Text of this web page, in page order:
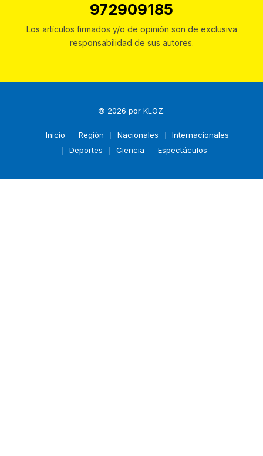
972909185
Los artículos firmados y/o de opinión son de exclusiva
responsabilidad de sus autores.
© 2026 por KLOZ.
Inicio Región Nacionales
Internacionales
Deportes
Ciencia Espectáculos